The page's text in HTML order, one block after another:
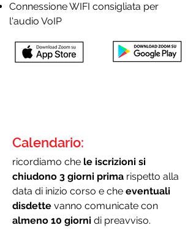
Connessione WIFI consigliata per
l'audio VoIP
Calendario:
ricordiamo che le iscrizioni si
chiudono 3 giorni prima rispetto alla
data di inizio corso e che eventuali
disdette vanno comunicate con
almeno 10 giorni di preavviso.